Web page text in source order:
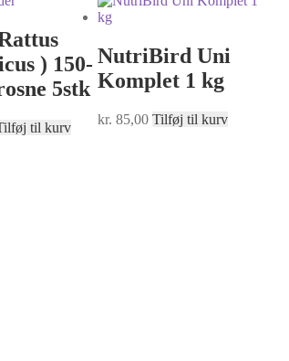
) 150-
5stk
til kurv
NutriBird Uni
Komplet 1 kg
kr. 85,00 Tilføj til kurv